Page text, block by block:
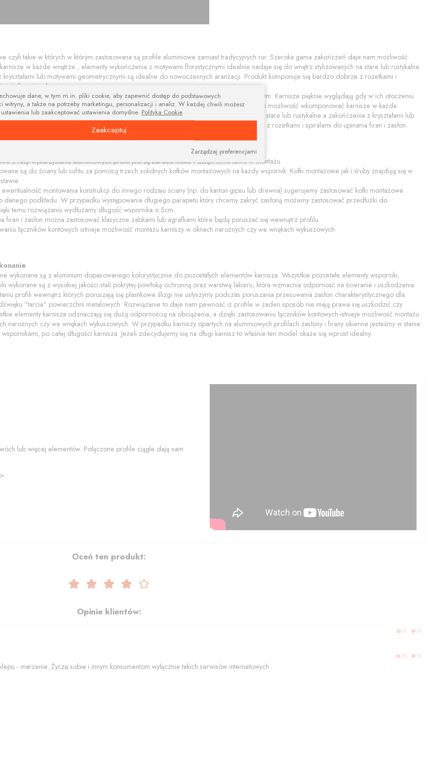
czyli takie w których w którym zastosowana są profile aluminiowe zamiast tradycyjnych rur. Szeroka gama zakończeń daje nam możliwość
w każde wnętrze , elementy wykończenia z motywami florystycznymi idealnie nadaje się do wnętrz stylizowanych na stare lub rustykalne
kryształami lub motywami geometrycznymi są idealne do nowoczesnych aranżacji. Produkt komponuje się bardzo dobrze z rozetkami i
firan i zasłon.
to propozycja skierowana do wielbicieli tradycyjnych wnętrz w stylu vintage czy rustykalnym. Karnisze pięknie wyglądają gdy w ich otoczeniu
ramy obrazowe, mosiężne balustrady czy klamki. Szeroka gama zakończeń daje nam możliwość wkomponować karnisze w każde
wykończenia z motywami florystycznymi idealnie nadaje się do wnętrz stylizowanych na stare lub rustykalne a zakończenia z kryształami lub
są idealne do nowoczesnych aranżacji. Produkt komponuje się bardzo dobrze z rozetkami i spiralami do upinania firan i zasłon.
z racji wykorzystania aluminiowych profili jest są bardzo lekkie i dzięki temu łatwe w montażu.
są do ściany lub sufitu za pomocą trzech solidnych kołków montażowych na każdy wspornik. Kołki montażowe jak i śruby znajdują się w
montowania konstrukcji do innego rodzaju ściany (np. do karton-gipsu lub drewna) sugerujemy zastosować kołki montażowe
podkładu. W przypadku występowania długiego parapetu który chcemy zakryć zasłoną możemy zastosować przedłużki do
temu rozwiązaniu wydłużamy długość wspornika o 5cm.
firan i zasłon można zastosować klasyczne żabkami lub agrafkami które będą poruszać się wewnątrz profilu.
łączników kontowych istnieje możliwość montażu karniszy w oknach narożnych czy we wnękach wykuszowych.
wykonane są z aluminium dopasowanego kolorystycznie do pozostałych elementów karnisza. Wszystkie pozostałe elementy wsporniki,
wykonane są z wysokiej jakości stali pokrytej powłoką ochronną oraz warstwą lakieru, która wzmacnia odporność na ścieranie i uszkodzenia.
profili wewnątrz których poruszają się plastikowe ślizgi nie usłyszymy podczas poruszania przesuwania zasłon charakterystycznego dla
dźwięku "tarcia" powierzchni metalowych. Rozwiązanie to daje nam pewność iż profile w żaden sposób nie mają prawa się uszkodzić czy
elementy karnisza odznaczają się dużą odpornością na obciążenia, a dzięki zastosowaniu łączników kontowych istnieje możliwość montażu
narożnych czy we wnękach wykuszowych. W przypadku karniszy opartych na aluminiowych profilach zasłony i firany okienne jesteśmy w stanie
po całej długości karnisza. Jeżeli zdecydujemy się na długi karnisz to właśnie ten model okaże się wprost idealny.
lub więcej elementów. Połączone profile ciągle dają nam
Oceń ten produkt:
Opinie klientów:
(1) (0)
- marzenie. Życzę sobie i innym konsumentom wyłącznie takich serwisów internetowych.
(0) (0)
dane, w tym m.in. pliki cookie, aby zapewnić dostęp do podstawowych
witryny, a także na potrzeby marketingu, personalizacji i analiz. W każdej chwili możesz
lub zaakceptować ustawienia domyślne. Polityka Cookie
Zaakceptuj
Zarządzaj preferencjami